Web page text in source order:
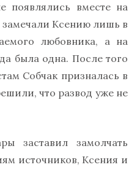
появлялись вместе на
Ксению лишь в
любовника, а на
была одна. После того
Собчак призналась в
что развод уже не
заставил замолчать
источников, Ксения и